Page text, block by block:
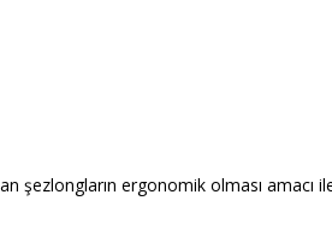
şezlongların ergonomik olması amacı